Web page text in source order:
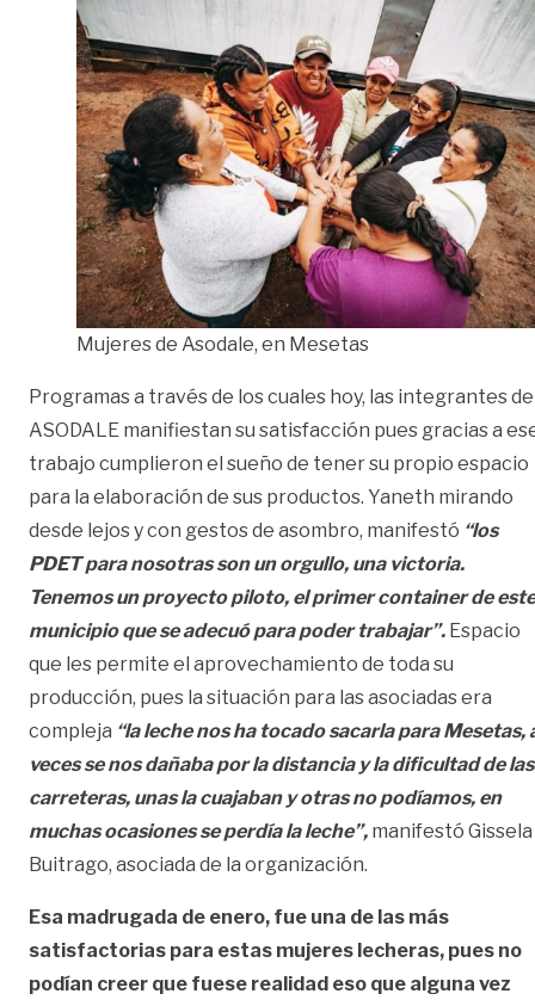
Mujeres de Asodale, en Mesetas
Programas a través de los cuales hoy, las integrantes de
ASODALE manifiestan su satisfacción pues gracias a
trabajo cumplieron el sueño de tener su propio espacio
para la elaboración de sus productos. Yaneth mirando
desde lejos y con gestos de asombro, manifestó “los
PDET para nosotras son un orgullo, una victoria.
Tenemos un proyecto piloto, el primer container de este
municipio que se adecuó para poder trabajar”. Espacio
que les permite el aprovechamiento de toda su
producción, pues la situación para las asociadas era
compleja “la leche nos ha tocado sacarla para Mesetas,
veces se nos dañaba por ladistancia y la dificultad de las
carreteras, unas la cuajaban y otras no podíamos, en
muchas ocasiones se perdía la leche”, manifestó Gissela
Buitrago, asociada de la organización.
Esa madrugada de enero, fue una de las más
satisfactorias para estas mujeres lecheras, pues no
podían creer que fuese realidad eso que alguna vez